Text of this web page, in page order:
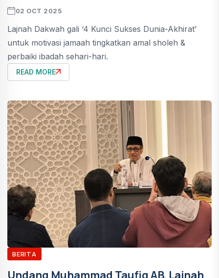
02 OCT 2025
Lajnah Dakwah gali ‘4 Kunci Sukses Dunia-Akhirat’
untuk motivasi jamaah tingkatkan amal sholeh &
perbaiki ibadah sehari-hari.
READ MORE
BERITA
Undang Muhammad Taufiq AB, Lajnah